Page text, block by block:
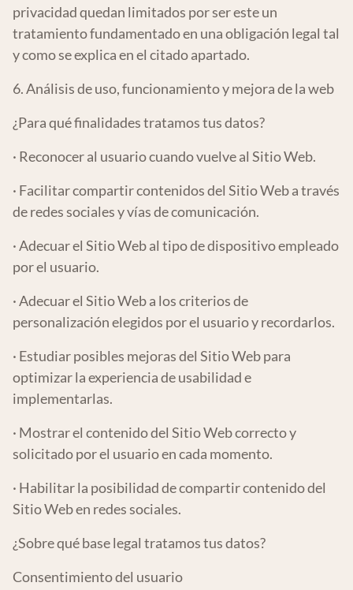
privacidad quedan limitados por ser este un
tratamiento fundamentado en una obligación legal tal
y como se explica en el citado apartado.
6. Análisis de uso, funcionamiento y mejora de la web
¿Para qué finalidades tratamos tus datos?
· Reconocer al usuario cuando vuelve al Sitio Web.
· Facilitar compartir contenidos del Sitio Web a través
de redes sociales y vías de comunicación.
· Adecuar el Sitio Web al tipo de dispositivo empleado
por el usuario.
· Adecuar el Sitio Web a los criterios de
personalización elegidos por el usuario y recordarlos.
· Estudiar posibles mejoras del Sitio Web para
optimizar la experiencia de usabilidad e
implementarlas.
· Mostrar el contenido del Sitio Web correcto y
solicitado por el usuario en cada momento.
· Habilitar la posibilidad de compartir contenido del
Sitio Web en redes sociales.
¿Sobre qué base legal tratamos tus datos?
Consentimiento del usuario